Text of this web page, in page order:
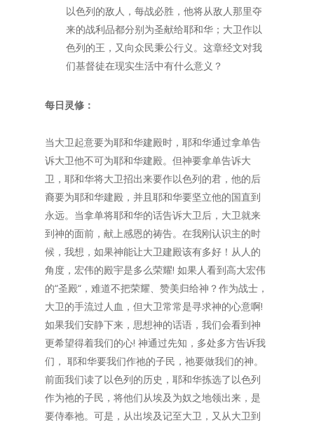
以色列的敌人，每战必胜，他将从敌人那里夺
来的战利品都分别为圣献给耶和华；大卫作以
色列的王，又向众民秉公行义。这章经文对我
们基督徒在现实生活中有什么意义？
每日灵修：
当大卫起意要为耶和华建殿时，耶和华通过拿单告
诉大卫他不可为耶和华建殿。但神要拿单告诉大
卫，耶和华将大卫招出来要作以色列的君，他的后
裔要为耶和华建殿，并且耶和华要坚立他的国直到
永远。当拿单将耶和华的话告诉大卫后，大卫就来
到神的面前，献上感恩的祷告。在我刚认识主的时
候，我想，如果神能让大卫建殿该有多好！从人的
角度，宏伟的殿宇是多么荣耀! 如果人看到高大宏伟
的“圣殿“，难道不把荣耀、赞美归给神？作为战士，
大卫的手流过人血，但大卫常常是寻求神的心意啊!
如果我们安静下来，思想神的话语，我们会看到神
更希望得着我们的心! 神通过先知，多处多方告诉我
们， 耶和华要我们作祂的子民，祂要做我们的神。
前面我们读了以色列的历史，耶和华拣选了以色列
作为祂的子民，将他们从埃及为奴之地领出来，是
要侍奉祂。可是，从出埃及记至大卫，又从大卫到